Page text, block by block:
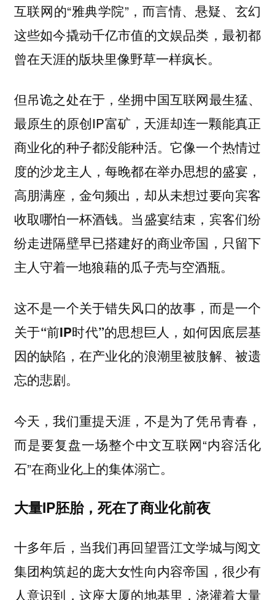
互联网的“雅典学院”，而言情、悬疑、玄幻
这些如今撬动千亿市值的文娱品类，最初都
曾在天涯的版块里像野草一样疯长。
但吊诡之处在于，坐拥中国互联网最生猛、
最原生的原创IP富矿，天涯却连一颗能真正
商业化的种子都没能种活。它像一个热情过
度的沙龙主人，每晚都在举办思想的盛宴，
高朋满座，金句频出，却从未想过要向宾客
收取哪怕一杯酒钱。当盛宴结束，宾客们纷
纷走进隔壁早已搭建好的商业帝国，只留下
主人守着一地狼藉的瓜子壳与空酒瓶。
这不是一个关于错失风口的故事，而是一个
关于“前IP时代”的思想巨人，如何因底层基
因的缺陷，在产业化的浪潮里被肢解、被遗
忘的悲剧。
今天，我们重提天涯，不是为了凭吊青春，
而是要复盘一场整个中文互联网“内容活化
石”在商业化上的集体溺亡。
大量IP胚胎，死在了商业化前夜
十多年后，当我们再回望晋江文学城与阅文
集团构筑起的庞大女性向内容帝国，很少有
人意识到，这座大厦的地基里，浇灌着大量